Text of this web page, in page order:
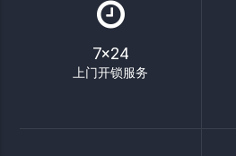
7×24
上门开锁服务